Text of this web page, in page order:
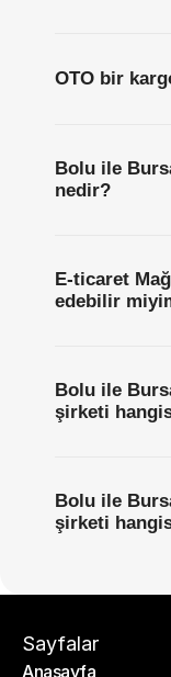
OTO bir
Bolu ile
nedir?
E-ticaret
edebilir
Bolu ile
şirketi
Bolu ile
şirketi
Sayfalar
Anasayfa